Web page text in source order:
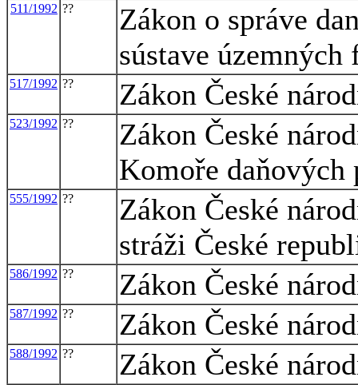
511/1992 ??
Zákon o správe
sústave
517/1992 ?? Zákon České
523/1992 ??
Zákon České
Komoře daňových
555/1992 ??
Zákon České
stráži České
586/1992 ?? Zákon České
587/1992 ?? Zákon České
588/1992 ?? Zákon České